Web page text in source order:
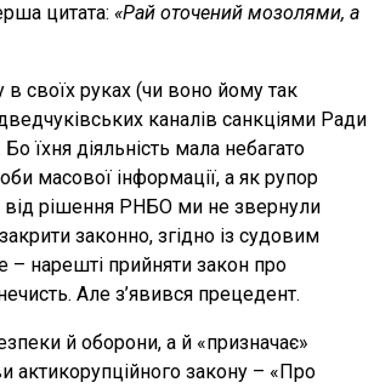
цитата: «Рай оточений мозолями, а
своїх руках (чи воно йому так
каналів санкціями Ради
їхня діяльність мала небагато
масової інформації, а як рупор
від рішення РНБО ми не звернули
законно, згідно із судовим
нарешті прийняти закон про
Але з’явився прецедент.
й оборони, а й «призначає»
актикорупційного закону – «Про